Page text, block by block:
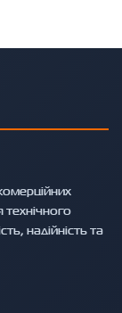
технічного
надійність та